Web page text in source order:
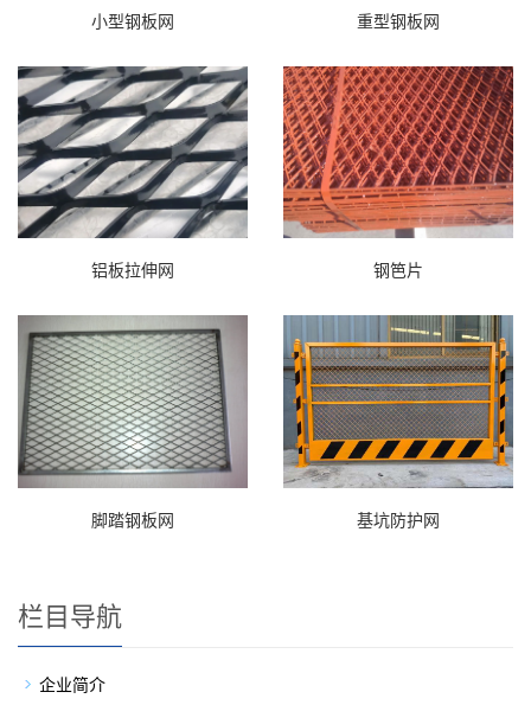
小型钢板网 重型钢板网
铝板拉伸网 钢笆片
脚踏钢板网 基坑防护网
栏目导航
企业简介